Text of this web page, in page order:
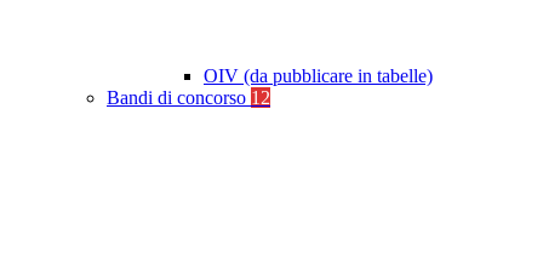
OIV (da pubblicare in tabelle)
Bandi di concorso 12